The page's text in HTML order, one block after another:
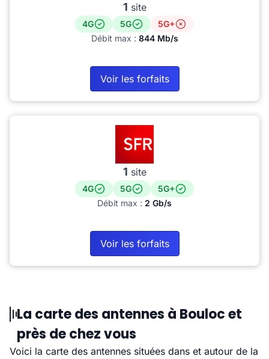
1 site
4G 5G
5G+
Débit max : 844 Mb/s
Voir les forfaits
1 site
4G 5G
5G+
Débit max : 2 Gb/s
Voir les forfaits
La carte des antennes à Bouloc et
près de chez vous
Voici la carte des antennes situées dans et autour de la